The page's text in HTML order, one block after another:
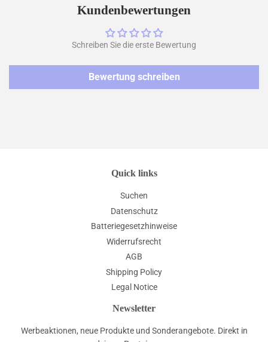
twittern
pinnen
Kundenbewertungen
Schreiben Sie die erste Bewertung
Bewertung schreiben
Quick links
Suchen
Datenschutz
Batteriegesetzhinweise
Widerrufsrecht
AGB
Shipping Policy
Legal Notice
Newsletter
Werbeaktionen, neue Produkte und Sonderangebote. Direkt in